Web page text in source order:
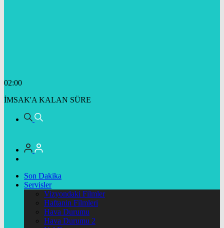
02:00
İMSAK'A KALAN SÜRE
Son Dakika
Servisler
Vizyondaki Filmler
Haftanin Filmleri
Hava Durumu
Hava Durumu 2